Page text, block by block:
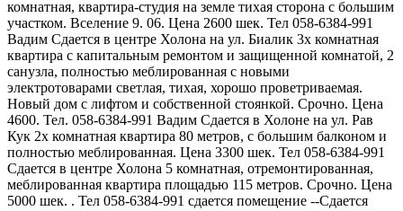
комнатная, квартира-студия на земле тихая сторона с большим
участком. Вселение 9. 06. Цена 2600 шек. Тел 058-6384-991
Вадим Сдается в центре Холона на ул. Биалик 3х комнатная
квартира с капитальным ремонтом и защищенной комнатой, 2
санузла, полностью меблированная с новыми
электротоварами светлая, тихая, хорошо проветриваемая.
Новый дом с лифтом и собственной стоянкой. Срочно. Цена
4600. Тел. 058-6384-991 Вадим Сдается в Холоне на ул. Рав
Кук 2х комнатная квартира 80 метров, с большим балконом и
полностью меблированная. Цена 3300 шек. Тел 058-6384-991
Сдается в центре Холона 5 комнатная, отремонтированная,
меблированная квартира площадью 115 метров. Срочно. Цена
5000 шек. . Тел 058-6384-991 сдается помещение --Сдается